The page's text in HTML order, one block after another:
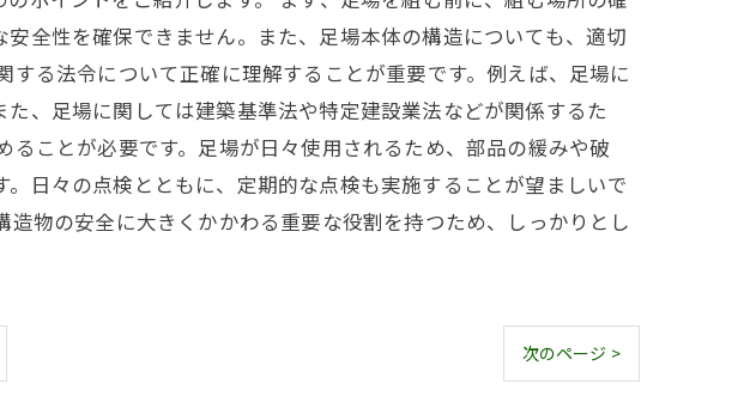
全性を確保できません。また、足場本体の構造についても、適切
る法令について正確に理解することが重要です。例えば、足場に
、足場に関しては建築基準法や特定建設業法などが関係するた
ことが必要です。足場が日々使用されるため、部品の緩みや破
日々の点検とともに、定期的な点検も実施することが望ましいで
物の安全に大きくかかわる重要な役割を持つため、しっかりとし
次のページ >